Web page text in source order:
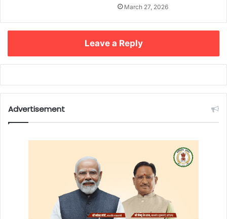
March 27, 2026
Leave a Reply
Advertisement